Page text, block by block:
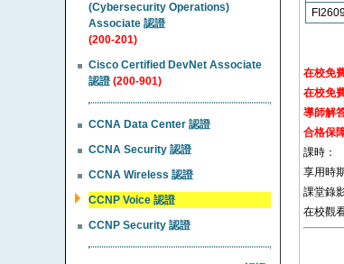
(Cybersecurity Operations)
Associate 認證
(200-201)
Cisco Certified DevNet Associate
認證(200-901)
CCNA Data Center 認證
CCNA Security 認證
CCNA Wireless 認證
CCNP Voice 認證
CCNP Security 認證
在校免
在校免
導師解
合格保
課時：
享用時
課堂錄
在校觀